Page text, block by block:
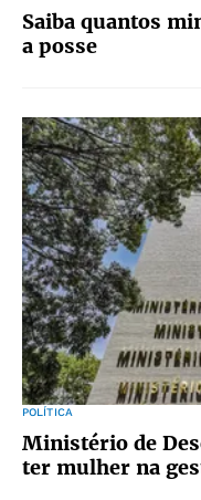
Saiba quantos
a posse
POLÍTICA
Ministério de
ter mulher na